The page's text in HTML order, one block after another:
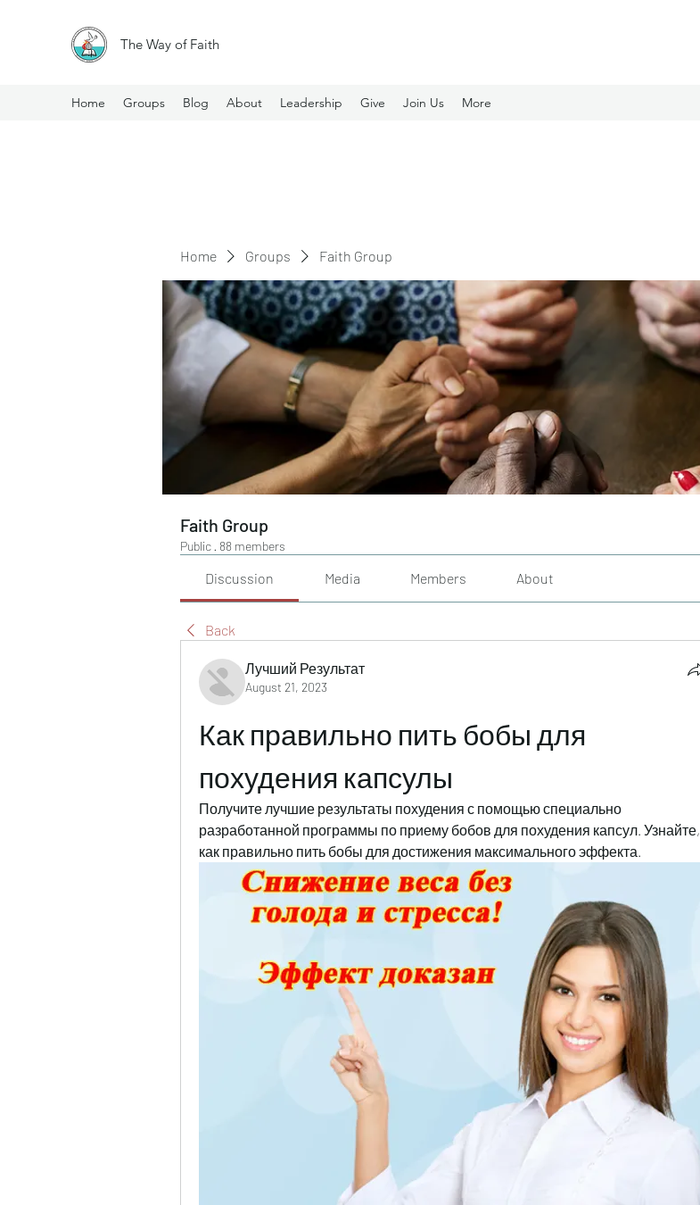
The Way of Faith
Home Groups Blog About Leadership Give Join Us More
Home Groups Faith Group
Faith Group
Public · 88 members
Discussion Media Members About
Back
Лучший Результат
August 21, 2023
Как правильно пить бобы для
похудения капсулы
Получите лучшие результаты похудения с помощью специально
разработанной программы по приему бобов для похудения капсул. Узнайте,
как правильно пить бобы для достижения максимального эффекта.